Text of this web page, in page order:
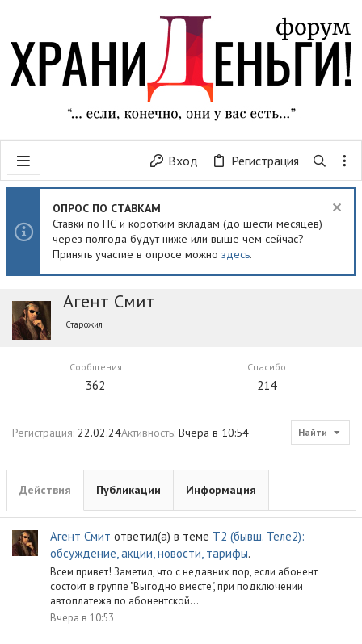
Вход Регистрация
ОПРОС ПО СТАВКАМ
Ставки по НС и коротким вкладам (до шести месяцев)
через полгода будут ниже или выше чем сейчас?
Принять участие в опросе можно здесь.
Агент Смит
Старожил
Сообщения
362
Спасибо
214
Регистрация 22.02.24Активность Вчера в 10:54 Найти
Действия Публикации Информация
Агент Смит ответил(а) в теме Т2 (бывш. Теле2):
обсуждение, акции, новости, тарифы.
Всем привет! Заметил, что с недавних пор, если абонент
состоит в группе "Выгодно вместе", при подключении
автоплатежа по абонентской...
Вчера в 10:53